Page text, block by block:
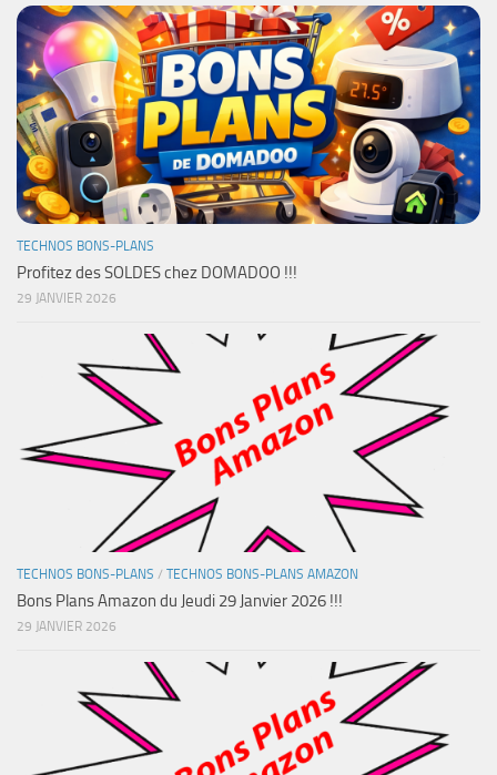
TECHNOS BONS-PLANS
Profitez des SOLDES chez DOMADOO !!!
29 JANVIER 2026
TECHNOS BONS-PLANS / TECHNOS BONS-PLANS AMAZON
Bons Plans Amazon du Jeudi 29 Janvier 2026 !!!
29 JANVIER 2026